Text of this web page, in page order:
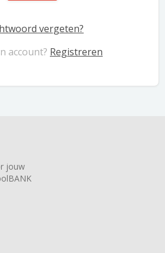
vergeten?
account? Registreren
jouw